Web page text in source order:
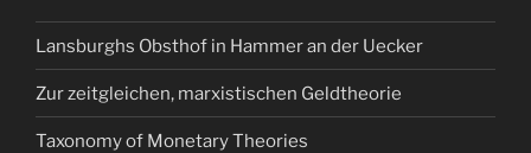
Lansburghs Obsthof in Hammer an der Uecker
Zur zeitgleichen, marxistischen Geldtheorie
Taxonomy of Monetary Theories